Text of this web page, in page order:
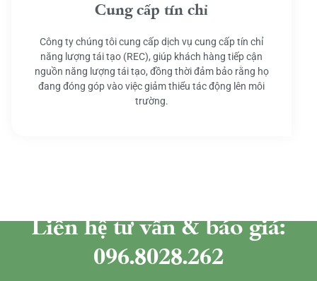
Cung cấp tín chỉ
Công ty chúng tôi cung cấp dịch vụ cung cấp tín chỉ
năng lượng tái tạo (REC), giúp khách hàng tiếp cận
nguồn năng lượng tái tạo, đồng thời đảm bảo rằng họ
đang đóng góp vào việc giảm thiểu tác động lên môi
trường.
Liên hệ tư vấn & báo giá:
096.8028.262